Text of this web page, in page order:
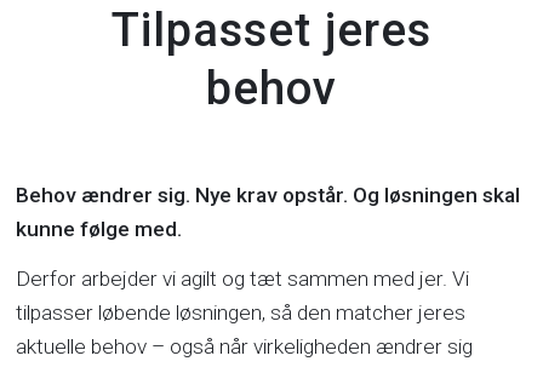
Tilpasset jeres
behov
Behov ændrer sig. Nye krav opstår. Og løsningen skal
kunne følge med.
Derfor arbejder vi agilt og tæt sammen med jer. Vi
tilpasser løbende løsningen, så den matcher jeres
aktuelle behov – også når virkeligheden ændrer sig